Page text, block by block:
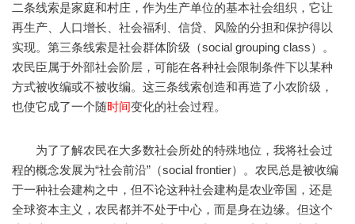
二条线索是家庭和村庄，作为生产单位的基本社会组织，它让
再生产、人口增长、社会福利、信贷、风险的分担和保护得以
实现。第三条线索是社会群体阶级（social grouping class）。
农民臣属于外部社会阶层，可能在各种社会限制条件下以某种
方式被收编或不被收编。这三条线索创造和再造了小农阶级，
也使它成了一个随时间变化的社会过程。
为了了解农民在大多数社会所处的特殊地位，我将社会过
程的概念发展为“社会前沿”（social frontier）。农民总是被收编
于一种社会建构之中，但不论这种社会建构是农业帝国，还是
全球资本主义，农民都并不处于中心，而是身在边缘。但这个